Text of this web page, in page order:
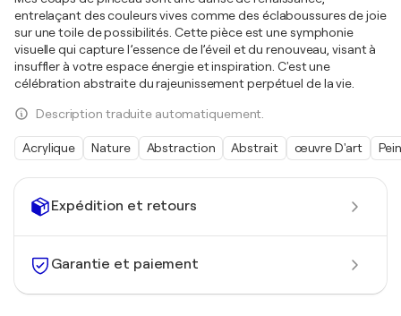
Expédition et retours
Garantie et paiement
entrelaçant des couleurs vives comme des éclaboussures de joie
sur une toile de possibilités. Cette pièce est une symphonie
visuelle qui capture l’essence de l’éveil et du renouveau, visant à
insuffler à votre espace énergie et inspiration. C'est une
célébration abstraite du rajeunissement perpétuel de la vie.
Description traduite automatiquement.
Acrylique Nature Abstraction Abstrait œuvre D'art